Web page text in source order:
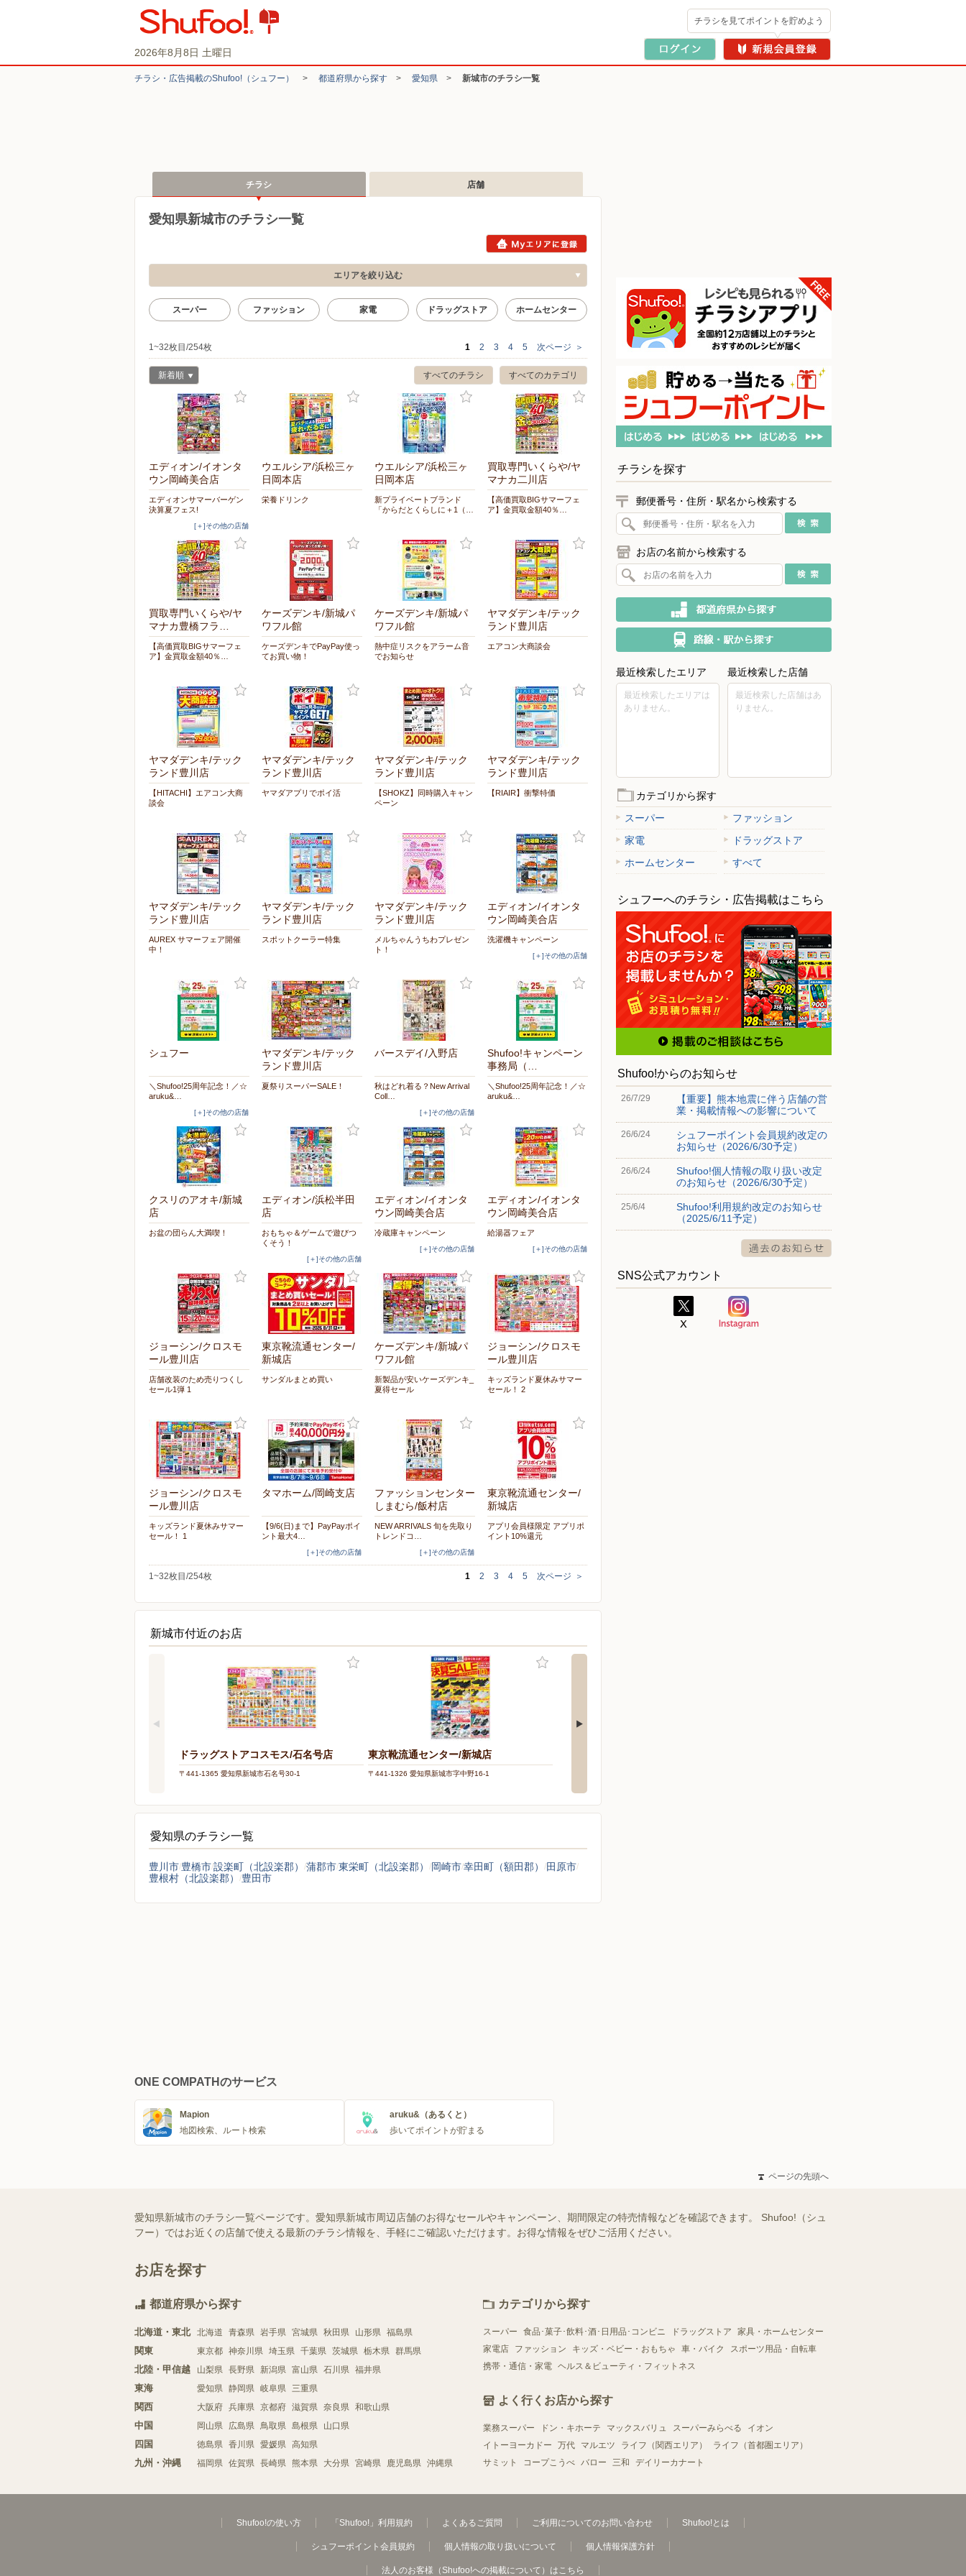
2026年8月8日 土曜日
チラシを見てポイントを貯めよう
チラシ・​広告掲載の​Shufoo!​（シュフー） > 都道府県から探す > 愛知県 > 新城市のチラシ一覧
チラシ 店舗
愛知県新城市のチラシ一覧
エリアを絞り込む
スーパー ファッション 家電 ドラッグストア ホームセンター
1~32枚目/254枚 1 2 3 4 5 次ページ ＞
すべてのカテゴリ
すべてのチラシ
新着順
エディオン/イオンタ
ウン岡崎美合店
エディオンサマーバーゲン
決算夏フェス!
[＋]その他の店舗
ウエルシア/浜松三ヶ
日岡本店
栄養ドリンク
ウエルシア/浜松三ヶ
日岡本店
新プライベートブランド
「からだとくらしに＋1（…
買取専門いくらや/ヤ
マナカ二川店
【高価買取BIGサマーフェ
ア】金買取金額40％…
買取専門いくらや/ヤ
マナカ豊橋フラ…
【高価買取BIGサマーフェ
ア】金買取金額40％…
ケーズデンキ/新城パ
ワフル館
ケーズデンキでPayPay使っ
てお買い物！
ケーズデンキ/新城パ
ワフル館
熱中症リスクをアラーム音
でお知らせ
ヤマダデンキ/テック
ランド豊川店
エアコン大商談会
ヤマダデンキ/テック
ランド豊川店
【HITACHI】エアコン大商
談会
ヤマダデンキ/テック
ランド豊川店
ヤマダアプリでポイ活
ヤマダデンキ/テック
ランド豊川店
【SHOKZ】同時購入キャン
ペーン
ヤマダデンキ/テック
ランド豊川店
【RIAIR】衝撃特価
ヤマダデンキ/テック
ランド豊川店
AUREX サマーフェア開催
中！
ヤマダデンキ/テック
ランド豊川店
スポットクーラー特集
ヤマダデンキ/テック
ランド豊川店
メルちゃんうちわプレゼン
ト！
エディオン/イオンタ
ウン岡崎美合店
洗濯機キャンペーン
[＋]その他の店舗
シュフー
＼Shufoo!25周年記念！／☆
aruku&…
[＋]その他の店舗
ヤマダデンキ/テック
ランド豊川店
夏祭りスーパーSALE！
バースデイ/入野店
秋はどれ着る？New Arrival
Coll…
[＋]その他の店舗
Shufoo!キャンペーン
事務局（…
＼Shufoo!25周年記念！／☆
aruku&…
クスリのアオキ/新城
店
お盆の団らん大満喫！
エディオン/浜松半田
店
おもちゃ＆ゲームで遊びつ
くそう！
[＋]その他の店舗
エディオン/イオンタ
ウン岡崎美合店
冷蔵庫キャンペーン
[＋]その他の店舗
エディオン/イオンタ
ウン岡崎美合店
給湯器フェア
[＋]その他の店舗
ジョーシン/クロスモ
ール豊川店
店舗改装のため売りつくし
セール1弾 1
東京靴流通センター/
新城店
サンダルまとめ買い
ケーズデンキ/新城パ
ワフル館
新製品が安いケーズデンキ_
夏得セール
ジョーシン/クロスモ
ール豊川店
キッズランド夏休みサマー
セール！ 2
ジョーシン/クロスモ
ール豊川店
キッズランド夏休みサマー
セール！ 1
タマホーム/岡崎支店
【9/6(日)まで】PayPayポイ
ント最大4…
[＋]その他の店舗
ファッションセンター
しまむら/飯村店
NEW ARRIVALS 旬を先取り
トレンドコ…
[＋]その他の店舗
東京靴流通センター/
新城店
アプリ会員様限定 アプリポ
イント10%還元
1~32枚目/254枚 1 2 3 4 5 次ページ ＞
新城市付近のお店
ドラッグストアコスモス/石名号店
〒441-1365 愛知県新城市石名号30-1
東京靴流通センター/新城店
〒441-1326 愛知県新城市字中野16-1
愛知県のチラシ一覧
豊川市 豊橋市設楽町（北設楽郡） 蒲郡市東栄町（北設楽郡） 岡崎市幸田町（額田郡）
田原市
豊根村（北設楽郡）
豊田市
チラシを探す
郵便番号・住所・駅名から検索する
お店の名前から検索する
最近検索したエリア
最近検索したエリアは
ありません。
最近検索した店舗
最近検索した店舗はあ
りません。
カテゴリから探す
スーパー
ファッション
家電
ドラッグストア
ホームセンター
すべて
シュフーへのチラシ・広告掲載はこちら
Shufoo!からのお知らせ
26/7/29
【重要】熊本地震に伴う店舗の営
業・掲載情報への影響について
26/6/24
シュフーポイント会員規約改定の
お知らせ（2026/6/30予定）
26/6/24
Shufoo!個人情報の取り扱い改定
のお知らせ（2026/6/30予定）
25/6/4
Shufoo!利用規約改定のお知らせ
（2025/6/11予定）
SNS公式アカウント
ONE COMPATHのサービス
Mapion
地図検索、ルート検索
aruku&（あるくと）
歩いてポイントが貯まる
ページの先頭へ
愛知県新城市のチラシ一覧ページです。愛知県新城市周辺店舗のお得なセールやキャンペーン、期間限定の特売情報などを確認できます。 Shufoo!（シュ
フー）ではお近くの店舗で使える最新のチラシ情報を、手軽にご確認いただけます。お得な情報をぜひご活用ください。
お店を探す
都道府県から探す
北海道・東北 北海道 青森県 岩手県 宮城県 秋田県 山形県 福島県
関東 東京都 神奈川県 埼玉県 千葉県 茨城県 栃木県 群馬県
北陸・甲信越 山梨県 長野県 新潟県 富山県 石川県 福井県
東海 愛知県 静岡県 岐阜県 三重県
関西 大阪府 兵庫県 京都府 滋賀県 奈良県 和歌山県
中国 岡山県 広島県 鳥取県 島根県 山口県
四国 徳島県 香川県 愛媛県 高知県
九州・沖縄 福岡県 佐賀県 長崎県 熊本県 大分県 宮崎県 鹿児島県 沖縄県
カテゴリから探す
スーパー 食品･菓子･飲料･酒･日用品･コンビニ ドラッグストア
家具・ホームセンター
家電店
ファッション キッズ・ベビー・おもちゃ 車・バイク
スポーツ用品・自転車
携帯・通信・家電 ヘルス＆ビューティ・フィットネス
よく行くお店から探す
業務スーパー ドン・キホーテ マックスバリュ スーパーみらべる
イオン
イトーヨーカドー
万代 マルエツ ライフ（関西エリア）
ライフ（首都圏エリア）
サミット
コープこうべ バロー 三和 デイリーカナート
Shufoo!の使い方 「Shufoo!」利用規約 よくあるご質問 ご利用についてのお問い合わせ Shufoo!とは
シュフーポイント会員規約 個人情報の取り扱いについて 個人情報保護方針
法人のお客様（Shufoo!への掲載について）はこちら